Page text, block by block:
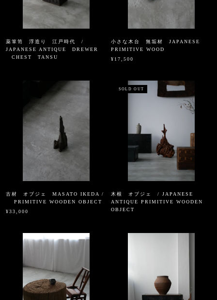
薬箪笥 浮造り 江戸時代 /
JAPANESE ANTIQUE DREWER
CHEST TANSU
小さな木台 無垢材 JAPANESE
PRIMITIVE WOOD
¥17,500
古材 オブジェ MASATO IKEDA /
PRIMITIVE WOODEN OBJECT
¥33,000
SOLD OUT
木根 オブジェ / JAPANESE
ANTIQUE PRIMITIVE WOODEN
OBJECT